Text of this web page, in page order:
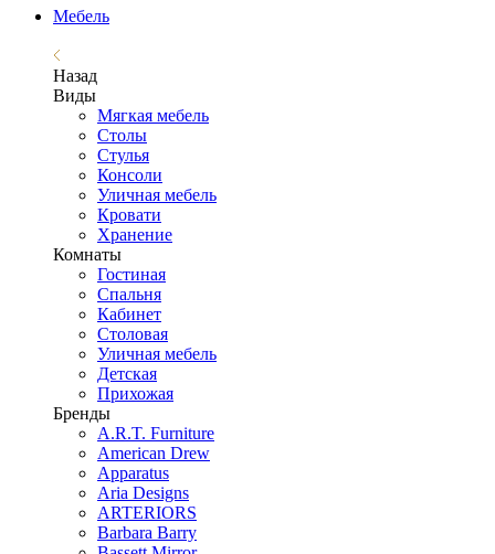
Мебель
Назад
Виды
Мягкая мебель
Столы
Стулья
Консоли
Уличная мебель
Кровати
Хранение
Комнаты
Гостиная
Спальня
Кабинет
Столовая
Уличная мебель
Детская
Прихожая
Бренды
A.R.T. Furniture
American Drew
Apparatus
Aria Designs
ARTERIORS
Barbara Barry